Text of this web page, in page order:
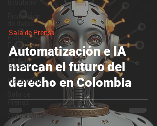
Protección
Fraude
Financiero
Derecho
laboral
Insolvencia
Prensa
Corporativo
Automatización e IA
marcan el futuro del
derecho en Colombia
Sala de Prensa